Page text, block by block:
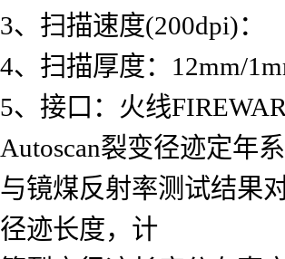
3、扫描速度(200dpi)：
4、扫描厚度：12mm/
5、接口：火线
Autoscan裂变径迹定年
与镜煤反射率测试结果
径迹长度，计